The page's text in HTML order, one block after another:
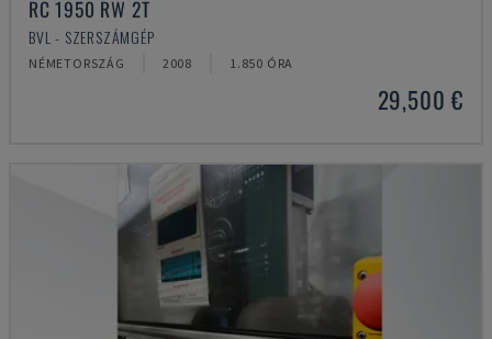
RC 1950 RW 2T
BVL - SZERSZÁMGÉP
NÉMETORSZÁG 2008 1.850 ÓRA
29,500 €